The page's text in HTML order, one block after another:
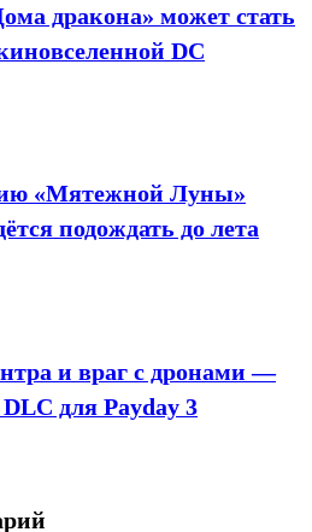
дракона» может стать
DC
«Мятежной Луны»
подождать до лета
и враг с дронами —
для Payday 3